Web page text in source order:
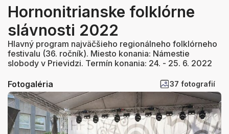
Hornonitrianske folklórne
slávnosti 2022
Hlavný program najväčšieho regionálneho folklórneho
festivalu (36. ročník). Miesto konania: Námestie
slobody v Prievidzi. Termín konania: 24. - 25. 6. 2022
Fotogaléria 37 fotografií